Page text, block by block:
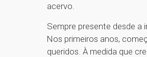
acervo.
Sempre presente desde a
Nos primeiros anos,
queridos. À medida que